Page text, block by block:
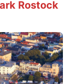
Rostock